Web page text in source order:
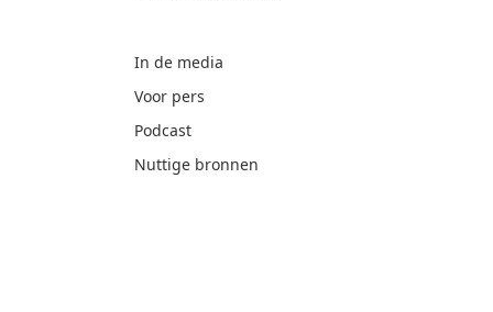
In de media
Voor pers
Podcast
Nuttige bronnen